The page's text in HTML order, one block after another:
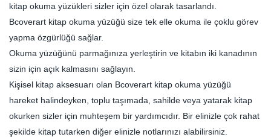
kitap okuma yüzükleri sizler için özel olarak tasarlandı.
Bcoverart kitap okuma yüzüğü size tek elle okuma ile çoklu görev
yapma özgürlüğü sağlar.
Okuma yüzüğünü parmağınıza yerleştirin ve kitabın iki kanadının
sizin için açık kalmasını sağlayın.
Kişisel kitap aksesuarı olan Bcoverart kitap okuma yüzüğü
hareket halindeyken, toplu taşımada, sahilde veya yatarak kitap
okurken sizler için muhteşem bir yardımcıdır. Bir elinizle çok rahat
şekilde kitap tutarken diğer elinizle notlarınızı alabilirsiniz.